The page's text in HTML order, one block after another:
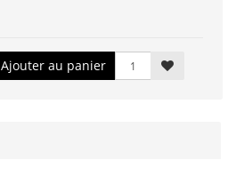
Ajouter au panier